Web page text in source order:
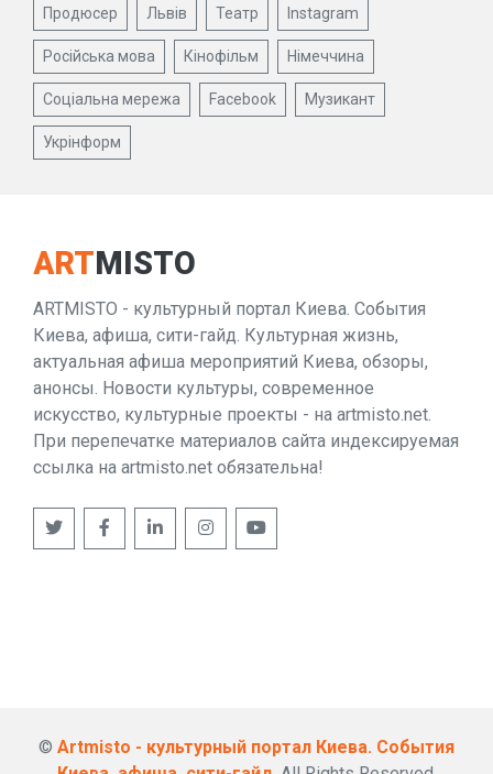
Продюсер Львів Театр Instagram
Російська мова Кінофільм Німеччина
Соціальна мережа Facebook Музикант
Укрінформ
ARTMISTO
ARTMISTO - культурный портал Киева. События
Киева, афиша, сити-гайд. Культурная жизнь,
актуальная афиша мероприятий Киева, обзоры,
анонсы. Новости культуры, современное
искусство, культурные проекты - на artmisto.net.
При перепечатке материалов сайта индексируемая
ссылка на artmisto.net обязательна!
© Artmisto - культурный портал Киева. События